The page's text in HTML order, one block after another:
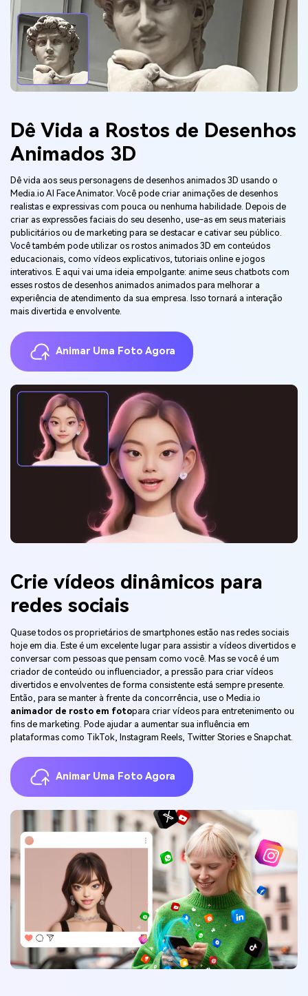
Dê Vida a Rostos de Desenhos
Animados 3D
Dê vida aos seus personagens de desenhos animados 3D usando o
Media.io AI Face Animator. Você pode criar animações de desenhos
realistas e expressivas com pouca ou nenhuma habilidade. Depois de
criar as expressões faciais do seu desenho, use-as em seus materiais
publicitários ou de marketing para se destacar e cativar seu público.
Você também pode utilizar os rostos animados 3D em conteúdos
educacionais, como vídeos explicativos, tutoriais online e jogos
interativos. E aqui vai uma ideia empolgante: anime seus chatbots com
esses rostos de desenhos animados animados para melhorar a
experiência de atendimento da sua empresa. Isso tornará a interação
mais divertida e envolvente.
Animar Uma Foto Agora
Crie vídeos dinâmicos para
redes sociais
Quase todos os proprietários de smartphones estão nas redes sociais
hoje em dia. Este é um excelente lugar para assistir a vídeos divertidos e
conversar com pessoas que pensam como você. Mas se você é um
criador de conteúdo ou influenciador, a pressão para criar vídeos
divertidos e envolventes de forma consistente está sempre presente.
Então, para se manter à frente da concorrência, use o Media.io
animador de rosto em fotopara criar vídeos para entretenimento ou
fins de marketing. Pode ajudar a aumentar sua influência em
plataformas como TikTok, Instagram Reels, Twitter Stories e Snapchat.
Animar Uma Foto Agora